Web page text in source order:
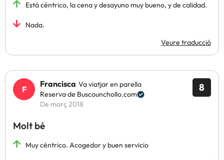
Está céntrico, la cena y desayuno muy bueno, y de calidad.
Nada.
Veure traducció
8
Francisca Va viatjar en parella
Reserva de Buscounchollo.com
De març 2018
Molt bé
Muy céntrico. Acogedor y buen servicio